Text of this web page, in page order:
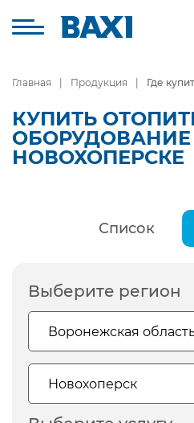
Главная Продукция Где
КУПИТЬ
ОБОРУДОВАНИЕ
НОВОХОПЕРСКЕ
Список
Выберите регион